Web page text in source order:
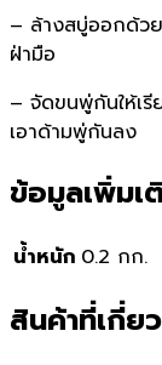
– ล้างสบู่ออกด้ว
ฝ่ามือ
– จัดขนพู่กันให้เ
เอาด้ามพู่กันลง
ข้อมูลเพิ่มเ
น้ำหนัก 0.2 กก.
สินค้าที่เกี่ย